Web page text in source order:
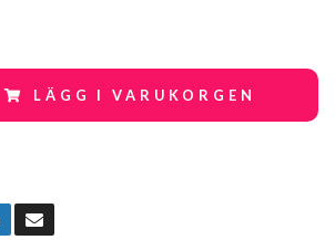
LÄGG I VARUKORGEN